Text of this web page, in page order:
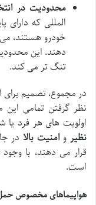
محدودیت در
المللی که دارای
خودرو هستند، می
دهند. این
تنگ تر می کند.
در مجموع، تصمیم برای
نظر گرفتن تمامی این
اولویت های هر فرد
نظیرو امنیت بالادر
قرار می دهند، با
است.
هواپیماهای مخصوص حمل